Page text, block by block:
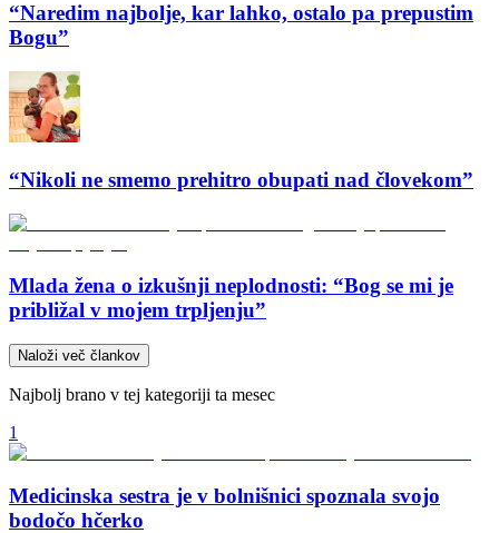
“Naredim najbolje, kar lahko, ostalo pa prepustim
Bogu”
“Nikoli ne smemo prehitro obupati nad človekom”
Mlada žena o izkušnji neplodnosti: “Bog se mi je
približal v mojem trpljenju”
Naloži več člankov
Najbolj brano v tej kategoriji ta mesec
1
Medicinska sestra je v bolnišnici spoznala svojo
bodočo hčerko